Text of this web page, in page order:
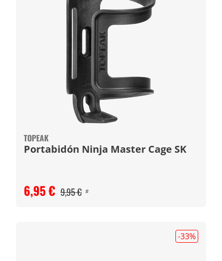
TOPEAK
Portabidón Ninja Master Cage SK
6,95 € 9,95 € #
-33%